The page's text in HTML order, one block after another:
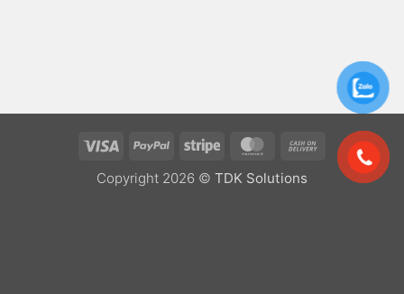
Visa PayPal Stripe MasterCard
Cash
On
Delivery
Copyright 2026 © TDK Solutions